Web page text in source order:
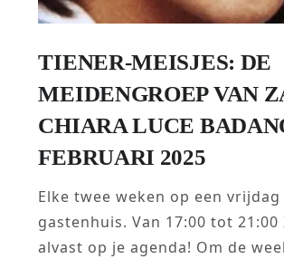
TIENER-MEISJES: DE
MEIDENGROEP VAN
CHIARA LUCE
FEBRUARI 2025
Elke twee weken op een
gastenhuis. Van 17:00 tot 21:00
alvast op je agenda! Om de